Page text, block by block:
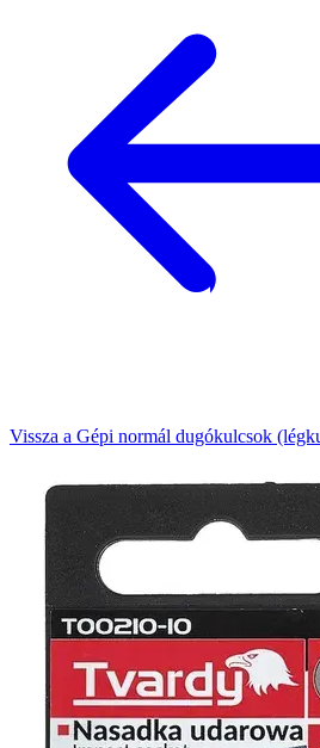
Vissza a Gépi normál dugókulcsok